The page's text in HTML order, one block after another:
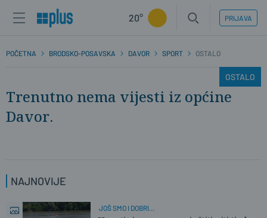
20° PRIJAVA
POČETNA BRODSKO-POSAVSKA DAVOR SPORT OSTALO
OSTALO
Trenutno nema vijesti iz općine
Davor.
NAJNOVIJE
JOŠ SMO I DOBRI...